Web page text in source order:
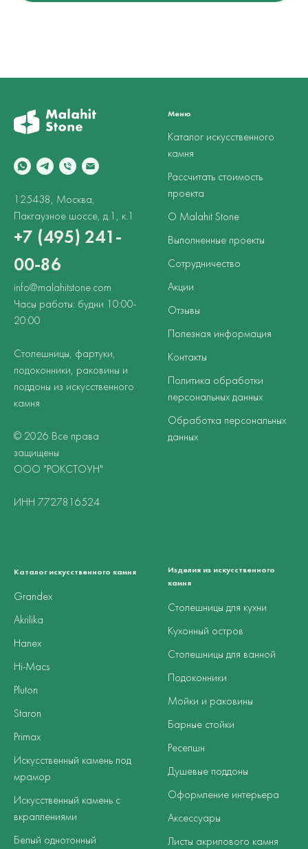
125438, Москва,
Пакгаузное шоссе, д.1, к.1
+7 (495) 241-
00-86
info@malahitstone.com
Часы работы: будни 10:00-
20:00
Столешницы, фартуки,
подоконники, раковины и
поддоны из искусственного
камня
© 2026 Все права
защищены
ООО "РОКСТОУН"
ИНН 7727816524
Меню
Каталог искусственного
камня
Рассчитать стоимость
проекта
О Malahit Stone
Выполненные проекты
Сотрудничество
Акции
Отзывы
Полезная информация
Контакты
Политика обработки
персональных данных
Обработка персональных
данных
Каталог искусственного камня
Grandex
Akrilika
Hanex
Hi-Macs
Pluton
Staron
Primax
Искусственный камень под
мрамор
Искусственный камень с
вкраплениями
Белый однотонный
Изделия из искусственного
камня
Столешницы для кухни
Кухонный остров
Столешницы для ванной
Подоконники
Мойки и раковины
Барные стойки
Ресепшн
Душевые поддоны
Оформление интерьера
Аксессуары
Листы акрилового камня